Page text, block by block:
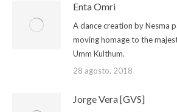
Enta Omri
A dance creation by Nesma
moving homage to the
Umm Kulthum.
28 agosto, 2018
Jorge Vera [GVS]